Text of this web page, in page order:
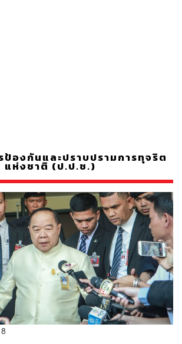
องกันและปราบปรามการทุจริต
แห่งชาติ (ป.ป.ช.)